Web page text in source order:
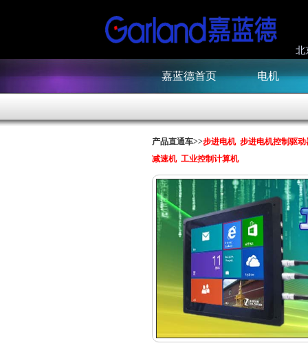
北
嘉蓝德首页 电机
产品直通车>>步进电机 步进电机控制驱动
减速机 工业控制计算机